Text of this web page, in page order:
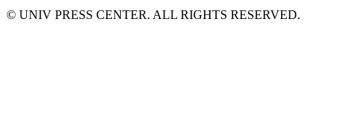
© UNIV PRESS CENTER. ALL RIGHTS RESERVED.